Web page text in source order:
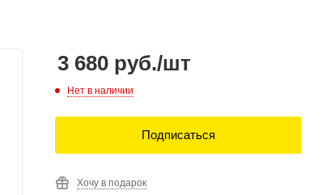
3 680 руб./шт
Нет в наличии
Подписаться
Хочу в подарок